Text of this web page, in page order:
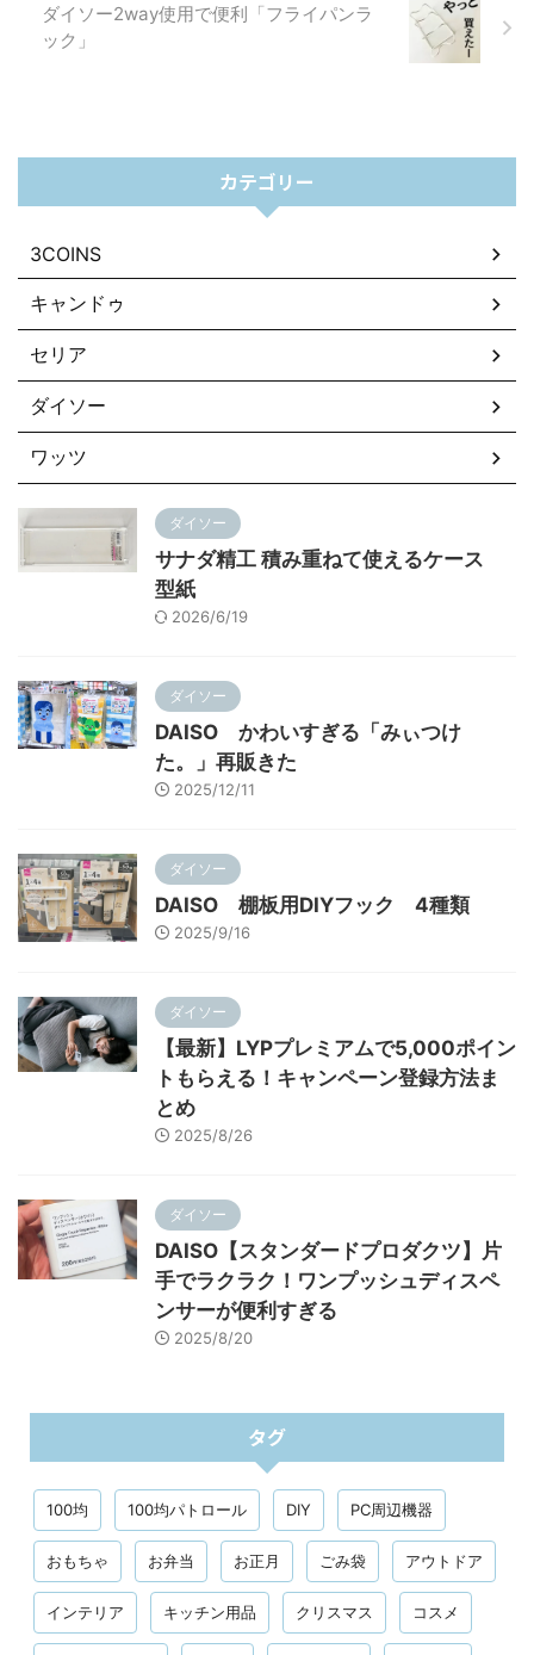
ダイソー2way使用で便利「フライパンラ
ック」
カテゴリー
3COINS
キャンドゥ
セリア
ダイソー
ワッツ
ダイソー
サナダ精工 積み重ねて使えるケース
型紙
2026/6/19
ダイソー
DAISO かわいすぎる「みぃつけ
た。」再販きた
2025/12/11
ダイソー
DAISO 棚板用DIYフック 4種類
2025/9/16
ダイソー
【最新】LYPプレミアムで5,000ポイン
トもらえる！キャンペーン登録方法ま
とめ
2025/8/26
ダイソー
DAISO【スタンダードプロダクツ】片
手でラクラク！ワンプッシュディスペ
ンサーが便利すぎる
2025/8/20
タグ
100均 100均パトロール DIY PC周辺機器
おもちゃ お弁当 お正月 ごみ袋 アウトドア
インテリア キッチン用品 クリスマス コスメ